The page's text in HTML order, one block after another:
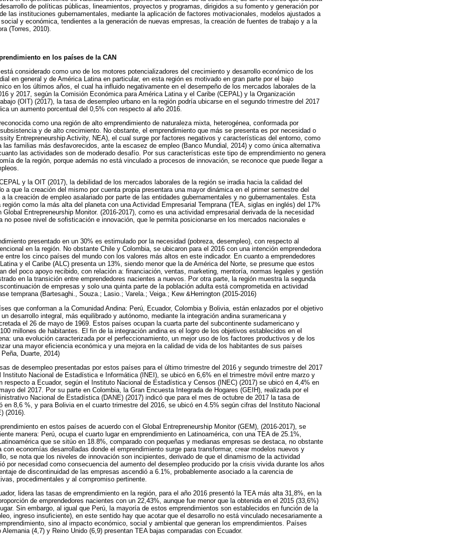
de políticas públicas, lineamientos, proyectos y programas, dirigidos a su fomento y generación por
las instituciones gubernamentales, mediante la aplicación de factores motivacionales, modelos ajustados a
social y económica, tendientes a la generación de nuevas empresas, la creación de fuentes de trabajo y a la
(Torres, 2010).
en los países de la CAN
considerado como uno de los motores potencializadores del crecimiento y desarrollo económico de los
en general y de América Latina en particular, en esta región es motivado en gran parte por el bajo
en los últimos años, el cual ha influido negativamente en el desempeño de los mercados laborales de la
y 2017, según la Comisión Económica para América Latina y el Caribe (CEPAL) y la Organización
(OIT) (2017), la tasa de desempleo urbano en la región podría ubicarse en el segundo trimestre del 2017
un aumento porcentual del 0,5% con respecto al año 2016.
como una región de alto emprendimiento de naturaleza mixta, heterogénea, conformada por
y de alto crecimiento. No obstante, el emprendimiento que más se presenta es por necesidad o
Entrepreneurship Activity, NEA), el cual surge por factores negativos y características del entorno, como
las familias más desfavorecidos, ante la escasez de empleo (Banco Mundial, 2014) y como única alternativa
las actividades son de moderado desafío. Por sus características este tipo de emprendimiento no genera
de la región, porque además no está vinculado a procesos de innovación, se reconoce que puede llegar a
y la OIT (2017), la debilidad de los mercados laborales de la región se irradia hacia la calidad del
a que la creación del mismo por cuenta propia presentara una mayor dinámica en el primer semestre del
la creación de empleo asalariado por parte de las entidades gubernamentales y no gubernamentales. Esta
como la más alta del planeta con una Actividad Empresarial Temprana (TEA, siglas en inglés) del 17%
Global Entrepreneurship Monitor. (2016-2017), como es una actividad empresarial derivada de la necesidad
no posee nivel de sofisticación e innovación, que le permita posicionarse en los mercados nacionales e
presentado en un 30% es estimulado por la necesidad (pobreza, desempleo), con respecto al
en la región. No obstante Chile y Colombia, se ubicaron para el 2016 con una intención emprendedora
entre los cinco países del mundo con los valores más altos en este indicador. En cuanto a emprendedores
y el Caribe (ALC) presenta un 13%, siendo menor que la de América del Norte, se presume que estos
del poco apoyo recibido, con relación a: financiación, ventas, marketing, mentoría, normas legales y gestión
en la transición entre emprendedores nacientes a nuevos. Por otra parte, la región muestra la segunda
de empresas y solo una quinta parte de la población adulta está comprometida en actividad
temprana (Bartesaghi., Souza.; Lasio.; Varela.; Veiga.; Kew &Herrington (2015-2016)
que conforman a la Comunidad Andina: Perú, Ecuador, Colombia y Bolivia, están enlazados por el objetivo
desarrollo integral, más equilibrado y autónomo, mediante la integración andina suramericana y
el 26 de mayo de 1969. Estos países ocupan la cuarta parte del subcontinente sudamericano y
millones de habitantes. El fin de la integración andina es el logro de los objetivos establecidos en el
una evolución caracterizada por el perfeccionamiento, un mejor uso de los factores productivos y de los
una mayor eficiencia económica y una mejora en la calidad de vida de los habitantes de sus países
Duarte, 2014)
de desempleo presentadas por estos países para el último trimestre del 2016 y segundo trimestre del 2017
Instituto Nacional de Estadística e Informática (INEI), se ubicó en 6,6% en el trimestre móvil entre marzo y
respecto a Ecuador, según el Instituto Nacional de Estadística y Censos (INEC) (2017) se ubicó en 4,4% en
del 2017. Por su parte en Colombia, la Gran Encuesta Integrada de Hogares (GEIH), realizada por el
Nacional de Estadística (DANE) (2017) indicó que para el mes de octubre de 2017 la tasa de
en 8,6 %, y para Bolivia en el cuarto trimestre del 2016, se ubicó en 4.5% según cifras del Instituto Nacional
(2016).
en estos países de acuerdo con el Global Entrepreneurship Monitor (GEM), (2016-2017), se
manera: Perú, ocupa el cuarto lugar en emprendimiento en Latinoamérica, con una TEA de 25.1%,
que se sitúo en 18.8%, comparado con pequeñas y medianas empresas se destaca, no obstante
con economías desarrolladas donde el emprendimiento surge para transformar, crear modelos nuevos y
se nota que los niveles de innovación son incipientes, derivado de que el dinamismo de la actividad
por necesidad como consecuencia del aumento del desempleo producido por la crisis vivida durante los años
de discontinuidad de las empresas ascendió a 6.1%, probablemente asociado a la carencia de
procedimentales y al compromiso pertinente.
lidera las tasas de emprendimiento en la región, para el año 2016 presentó la TEA más alta 31,8%, en la
de emprendedores nacientes con un 22,43%, aunque fue menor que la obtenida en el 2015 (33,6%)
Sin embargo, al igual que Perú, la mayoría de estos emprendimientos son establecidos en función de la
ingreso insuficiente), en este sentido hay que acotar que el desarrollo no está vinculado necesariamente a
sino al impacto económico, social y ambiental que generan los emprendimientos. Países
Alemania (4,7) y Reino Unido (6,9) presentan TEA bajas comparadas con Ecuador.